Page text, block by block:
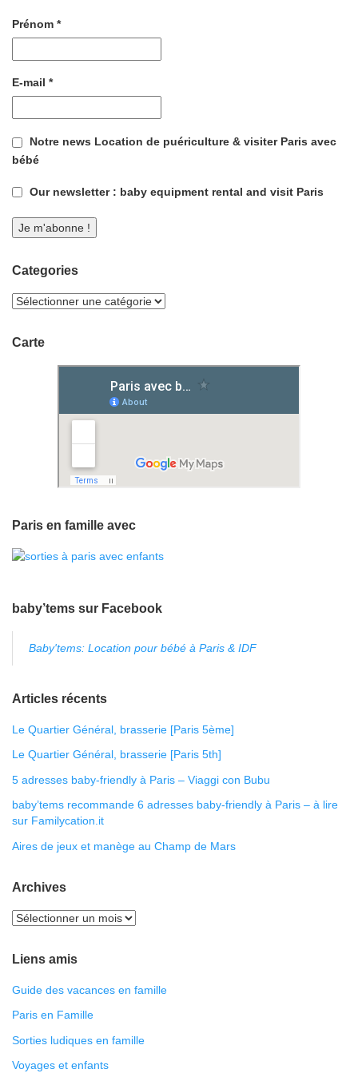
Prénom *
E-mail *
Notre news Location de puériculture & visiter Paris avec
bébé
Our newsletter : baby equipment rental and visit Paris
Categories
Carte
Paris en famille avec
baby’tems sur Facebook
Baby'tems: Location pour bébé à Paris & IDF
Articles récents
Le Quartier Général, brasserie [Paris 5ème]
Le Quartier Général, brasserie [Paris 5th]
5 adresses baby-friendly à Paris – Viaggi con Bubu
baby’tems recommande 6 adresses baby-friendly à Paris – à lire
sur Familycation.it
Aires de jeux et manège au Champ de Mars
Archives
Liens amis
Guide des vacances en famille
Paris en Famille
Sorties ludiques en famille
Voyages et enfants